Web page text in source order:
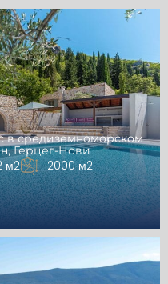
в средиземноморском
Герцег-Нови
м2 2000 м2